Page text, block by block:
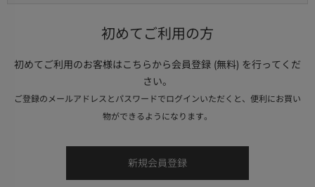
初めてご利用の方
初めてご利用のお客様はこちらから会員登録 (無料) を行ってくだ
さい。
ご登録のメールアドレスとパスワードでログインいただくと、便利にお買い
物ができるようになります。